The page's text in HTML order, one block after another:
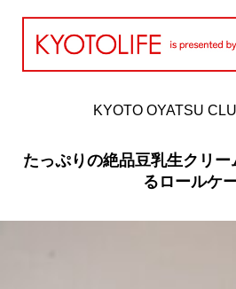
MAIN MENU
SERIES
京都おやつクラブ
KYOTO OYATSU
たっぷりの絶品豆乳生クリー
るロールケ